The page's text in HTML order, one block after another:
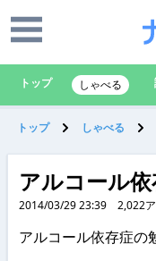
トップ しゃべる
トップ しゃべる
アルコール
2014/03/29 23:39 2,022
アルコール依存症の